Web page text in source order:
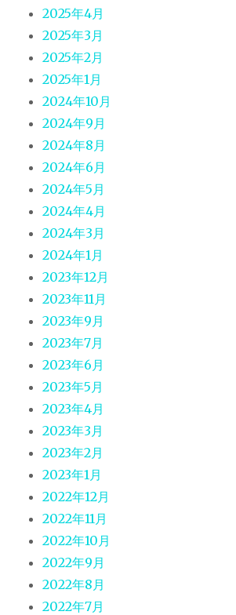
2025年4月
2025年3月
2025年2月
2025年1月
2024年10月
2024年9月
2024年8月
2024年6月
2024年5月
2024年4月
2024年3月
2024年1月
2023年12月
2023年11月
2023年9月
2023年7月
2023年6月
2023年5月
2023年4月
2023年3月
2023年2月
2023年1月
2022年12月
2022年11月
2022年10月
2022年9月
2022年8月
2022年7月